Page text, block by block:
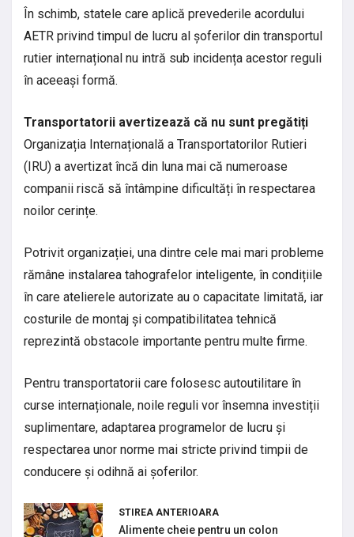
În schimb, statele care aplică prevederile acordului
AETR privind timpul de lucru al șoferilor din transportul
rutier internațional nu intră sub incidența acestor reguli
în aceeași formă.
Transportatorii avertizează că nu sunt pregătiți
Organizația Internațională a Transportatorilor Rutieri
(IRU) a avertizat încă din luna mai că numeroase
companii riscă să întâmpine dificultăți în respectarea
noilor cerințe.
Potrivit organizației, una dintre cele mai mari probleme
rămâne instalarea tahografelor inteligente, în condițiile
în care atelierele autorizate au o capacitate limitată, iar
costurile de montaj și compatibilitatea tehnică
reprezintă obstacole importante pentru multe firme.
Pentru transportatorii care folosesc autoutilitare în
curse internaționale, noile reguli vor însemna investiții
suplimentare, adaptarea programelor de lucru și
respectarea unor norme mai stricte privind timpii de
conducere și odihnă ai șoferilor.
STIREA ANTERIOARA
Alimente cheie pentru un colon